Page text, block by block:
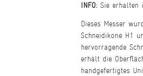
INFO: Sie erhalten
Dieses Messer
Schneidikone H1
hervorragende
erhält die
handgefertigtes